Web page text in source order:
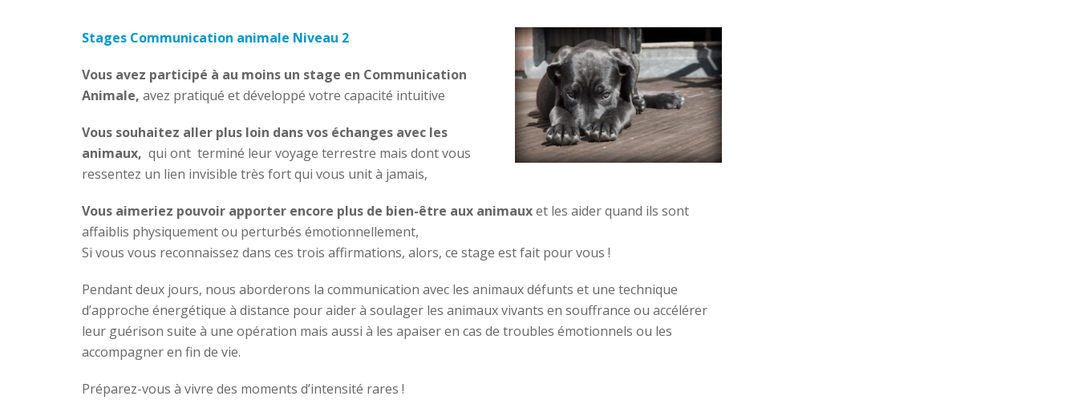
Stages Communication animale Niveau 2
Vous avez participé à au moins un stage en Communication
Animale, avez pratiqué et développé votre capacité intuitive
Vous souhaitez aller plus loin dans vos échanges avec les
animaux, qui ont terminé leur voyage terrestre mais dont vous
ressentez un lien invisible très fort qui vous unit à jamais,
Vous aimeriez pouvoir apporter encore plus de bien-être aux animauxet les aider quand ils sont
affaiblis physiquement ou perturbés émotionnellement,
Si vous vous reconnaissez dans ces trois affirmations, alors, ce stage est fait pour vous !
Pendant deux jours, nous aborderons la communication avec les animaux défunts et une technique
d’approche énergétique à distance pour aider à soulager les animaux vivants en souffrance ou accélérer
leur guérison suite à une opération mais aussi à les apaiser en cas de troubles émotionnels ou les
accompagner en fin de vie.
Préparez-vous à vivre des moments d’intensité rares !